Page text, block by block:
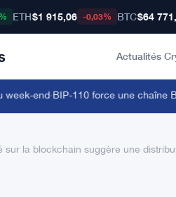
ETH$1 915,06 -0,03% BTC$64
Actualités
end·BIP-110 force une chaîne
sur la blockchain suggère une